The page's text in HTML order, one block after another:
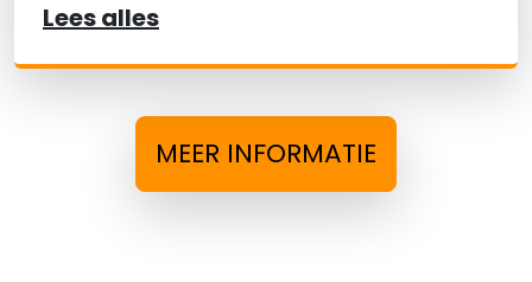
Lees alles
MEER INFORMATIE